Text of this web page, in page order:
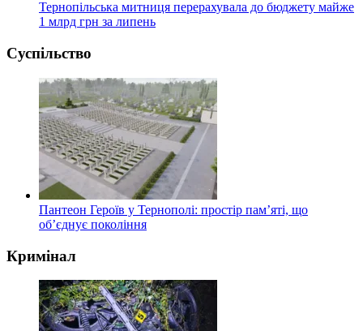
Тернопільська митниця перерахувала до бюджету майже
1 млрд грн за липень
Суспільство
Пантеон Героїв у Тернополі: простір пам’яті, що
об’єднує покоління
Кримінал